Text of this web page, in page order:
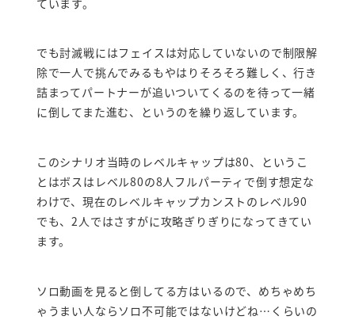
でも討滅戦にはフェイスは対応していないので制限解
除で一人で挑んでみるもやはりそろそろ難しく、行き
詰まってパートナーが追いついてくるのを待って一緒
に倒してまた進む、というのを繰り返しています。
このシナリオ当時のレベルキャップは80、というこ
とはボスはレベル80の8人フルパーティで倒す想定な
わけで、現在のレベルキャップカンストのレベル90
でも、2人ではさすがに攻略ぎりぎりになってきてい
ます。
ソロ動画を見ると倒してる方はいるので、めちゃめち
ゃうまい人ならソロ不可能ではないけどね…くらいの